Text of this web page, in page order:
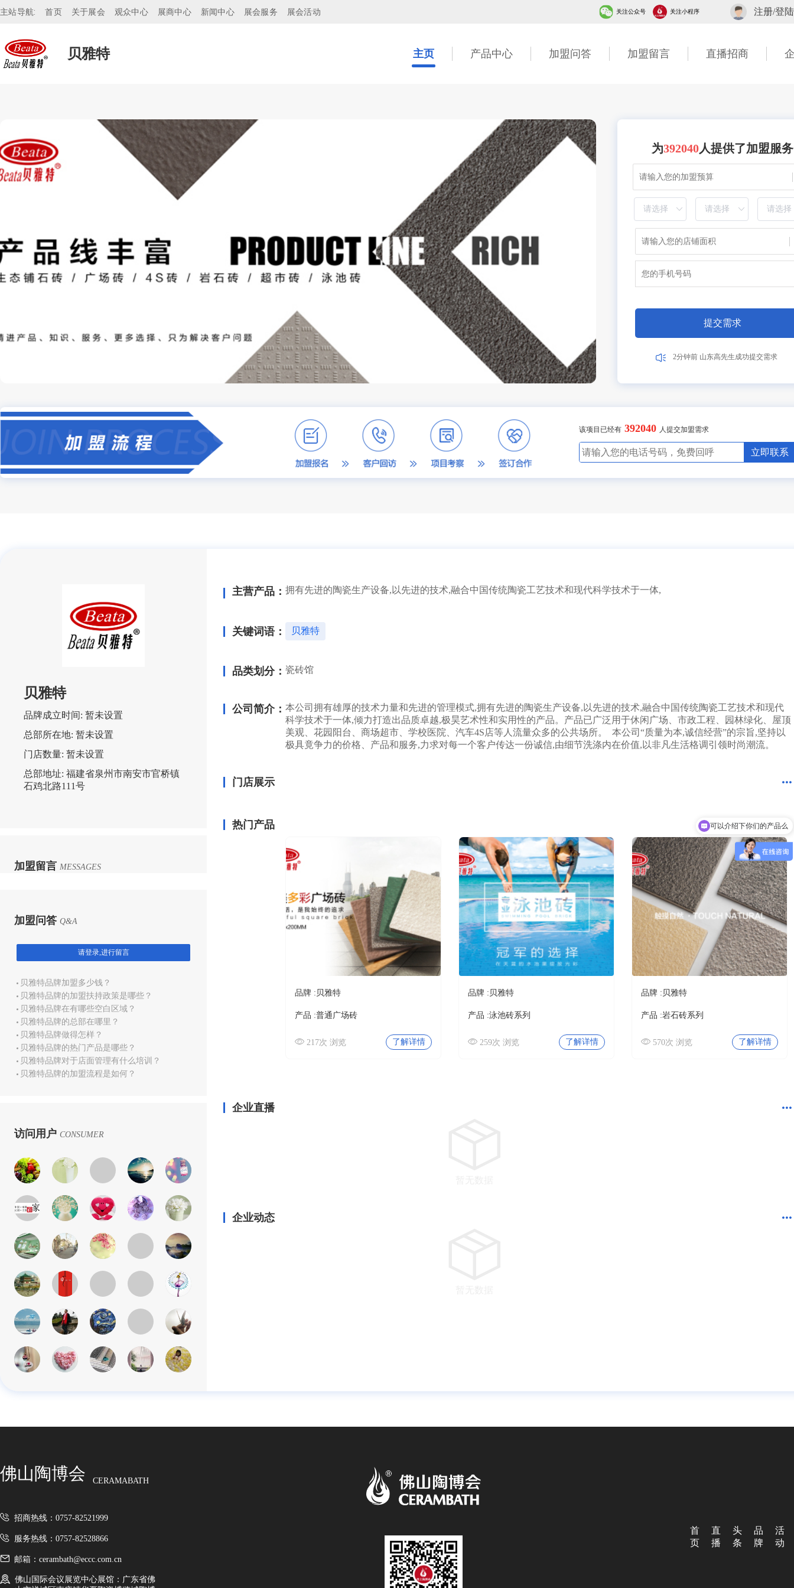
主站导航: 首页 关于展会 观众中心 展商中心 新闻中心 展会服务 展会活动 关注公众号 关注小程序 注册/登陆
贝雅特 主页 产品中心 加盟问答 加盟留言 直播招商
为392040人提供了加盟服务
提交需求
1分钟前 湖北张先生成功提交需求
10分钟前 广东陈先生成功提交需求
3分钟前 广东古先生成功提交需求
8分钟前 湖北胡先生成功提交需求
27分钟前 北京吴女士成功提交需求
2分钟前 山东甘先生成功提交需求
3分钟前 广东古先生成功提交需求
1分钟前 湖北胡先生成功提交需求
10分钟前 四川贺先生成功提交需求
27分钟前 北京吴女士成功提交需求
3分钟前 广东古先生成功提交需求
13分钟前 湖北胡先生成功提交需求
10分钟前 四川贺先生成功提交需求
7分钟前 北京吴女士成功提交需求
2分钟前 山东甘先生成功提交需求
3分钟前 广东古先生成功提交需求
1分钟前 湖北胡先生成功提交需求
10分钟前 四川贺先生成功提交需求
9分钟前 北京吴女士成功提交需求
2分钟前 山东甘先生成功提交需求
4分钟前 广东古先生成功提交需求
12分钟前 湖北胡先生成功提交需求
10分钟前 四川贺先生成功提交需求
9分钟前 北京吴女士成功提交需求
2分钟前 山东甘先生成功提交需求
5分钟前 广东古先生成功提交需求
1分钟前 湖北胡先生成功提交需求
10分钟前 四川贺先生成功提交需求
7分钟前 北京吴女士成功提交需求
2分钟前 山东甘先生成功提交需求
3分钟前 广东古先生成功提交需求
1分钟前 湖北胡先生成功提交需求
40分钟前 四川贺先生成功提交需求
7分钟前 北京吴女士成功提交需求
2分钟前 山东甘先生成功提交需求
6分钟前 广东古先生成功提交需求
1分钟前 湖北胡先生成功提交需求
10分钟前 四川贺先生成功提交需求
7分钟前 北京吴女士成功提交需求
2分钟前 山东甘先生成功提交需求
3分钟前 广东古先生成功提交需求
1分钟前 湖北胡先生成功提交需求
20分钟前 四川贺先生成功提交需求
7分钟前 北京吴女士成功提交需求
2分钟前 山东甘先生成功提交需求
2分钟前 广东古先生成功提交需求
1分钟前 湖北胡先生成功提交需求
13分钟前 四川贺先生成功提交需求
27分钟前 北京吴女士成功提交需求
2分钟前 山东甘先生成功提交需求
3分钟前 广东古先生成功提交需求
1分钟前 湖北胡先生成功提交需求
10分钟前 四川贺先生成功提交需求
47分钟前 北京吴女士成功提交需求
2分钟前 山东甘先生成功提交需求
3分钟前 广东古先生成功提交需求
11分钟前 湖北胡先生成功提交需求
10分钟前 四川贺先生成功提交需求
27分钟前 北京吴女士成功提交需求
2分钟前 山东甘先生成功提交需求
13分钟前 广东古先生成功提交需求
13分钟前 湖北胡先生成功提交需求
30分钟前 四川贺先生成功提交需求
17分钟前 北京吴女士成功提交需求
2分钟前 山东甘先生成功提交需求
3分钟前 广东古先生成功提交需求
16分钟前 湖北胡先生成功提交需求
10分钟前 四川贺先生成功提交需求
7分钟前 北京吴女士成功提交需求
2分钟前 山东甘先生成功提交需求
该项目已经有 392040 人提交加盟需求
立即联系
贝雅特
品牌成立时间: 暂未设置
总部所在地: 暂未设置
门店数量: 暂未设置
总部地址: 福建省泉州市南安市官桥镇
石鸡北路111号
加盟留言 MESSAGES
加盟问答 Q&A
请登录,进行留言
贝雅特品牌加盟多少钱？
贝雅特品牌的加盟扶持政策是哪些？
贝雅特品牌在有哪些空白区域？
贝雅特品牌的总部在哪里？
贝雅特品牌做得怎样？
贝雅特品牌的热门产品是哪些？
贝雅特品牌对于店面管理有什么培训？
贝雅特品牌的加盟流程是如何？
访问用户 CONSUMER
主营产品： 拥有先进的陶瓷生产设备,以先进的技术,融合中国传统陶瓷工艺技术和现代科学技术于一体,
关键词语： 贝雅特
品类划分： 瓷砖馆
公司简介： 本公司拥有雄厚的技术力量和先进的管理模式,拥有先进的陶瓷生产设备,以先进的技术,融合中国传统陶瓷工艺技术和现代
科学技术于一体,倾力打造出品质卓越,极昊艺术性和实用性的产品。产品已广泛用于休闲广场、市政工程、园林绿化、屋顶
美观、花园阳台、商场超市、学校医院、汽车4S店等人流量众多的公共场所。 本公司“质量为本,诚信经营”的宗旨,坚持以
极具竟争力的价格、产品和服务,力求对每一个客户传达一份诚信,由细节洗涤内在价值,以非凡生活格调引领时尚潮流。
门店展示
热门产品
品牌 : 贝雅特
产品 :普通广场砖
217次 浏览 了解详情
品牌 : 贝雅特
产品 :泳池砖系列
259次 浏览 了解详情
品牌 : 贝雅特
产品 :岩石砖系列
570次 浏览 了解详情
企业直播
企业动态
佛山陶博会 CERAMABATH
招商热线：0757-82521999
服务热线：0757-82528866
邮箱：cerambath@eccc.com.cn
佛山国际会议展览中心展馆：广东省佛
首
页
直
播
头
条
品
牌
活
动
可以介绍下你们的产品么
你们是怎么收费的呢